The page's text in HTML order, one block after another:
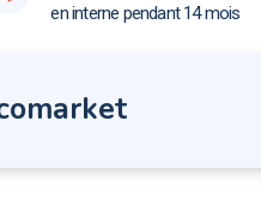
en interne pendant 14 mois